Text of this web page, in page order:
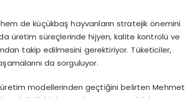
de küçükbaş hayvanların stratejik önemini
üretim süreçlerinde hijyen, kalite kontrolü ve
takip edilmesini gerektiriyor. Tüketiciler,
da sorguluyor.
modellerinden geçtiğini belirtenMehmet